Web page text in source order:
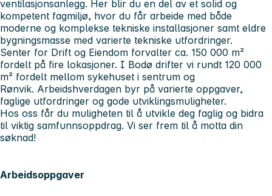
ventilasjonsanlegg. Her blir du en del av et solid og
kompetent fagmiljø, hvor du får arbeide med både
moderne og komplekse tekniske installasjoner samt eldre
bygningsmasse med varierte tekniske utfordringer.
Senter for Drift og Eiendom forvalter ca. 150 000 m²
fordelt på fire lokasjoner. I Bodø drifter vi rundt 120 000
m² fordelt mellom sykehuset i sentrum og
Rønvik. Arbeidshverdagen byr på varierte oppgaver,
faglige utfordringer og gode utviklingsmuligheter.
Hos oss får du muligheten til å utvikle deg faglig og bidra
til viktig samfunnsoppdrag. Vi ser frem til å motta din
søknad!
Arbeidsoppgaver